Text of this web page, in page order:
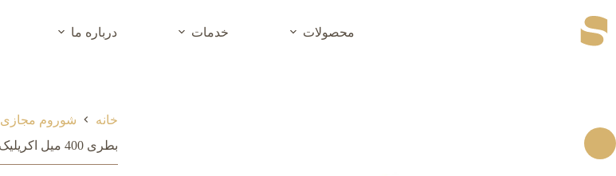
به
محتوا
محصولات خدمات درباره ما
خانه شوروم مجازی
بطری 400 میل اکريليک کد 34168